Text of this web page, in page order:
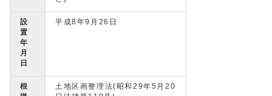
設
置
年
月
日
平成8年9月26日
根
土地区画整理法(昭和29年5月20